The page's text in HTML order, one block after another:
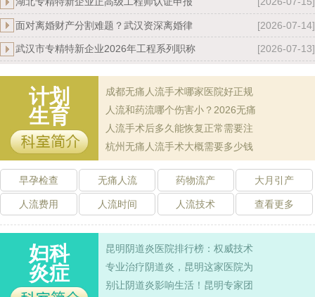
面对离婚财产分割难题？武汉资深离婚律 [2026-07-14]
武汉市专精特新企业2026年工程系列职称 [2026-07-13]
成都无痛人流手术哪家医院好正规妇科医 [2026-08-06]
人流和药流哪个伤害小？2026无痛人流最
人流手术后多久能恢复正常需要注意哪些
杭州无痛人流手术大概需要多少钱
洛阳无痛人流手术费用大概多少钱 [2026-07-30]
西安做人流手术费用大概需要多少钱 [2026-07-24]
计划
生育
成都无痛人流手术哪家医院好正规
人流和药流哪个伤害小？2026无痛
人流手术后多久能恢复正常需要注
杭州无痛人流手术大概需要多少钱
早孕检查 无痛人流 药物流产 大月引产
人流费用 人流时间 人流技术 查看更多
妇科
炎症
昆明阴道炎医院排行榜：权威技术
专业治疗阴道炎，昆明这家医院为
别让阴道炎影响生活！昆明专家团